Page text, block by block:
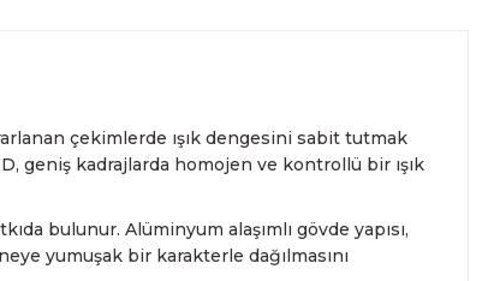
çekimlerde ışık dengesini sabit tutmak
geniş kadrajlarda homojen ve kontrollü bir ışık
bulunur. Alüminyum alaşımlı gövde yapısı,
yumuşak bir karakterle dağılmasını